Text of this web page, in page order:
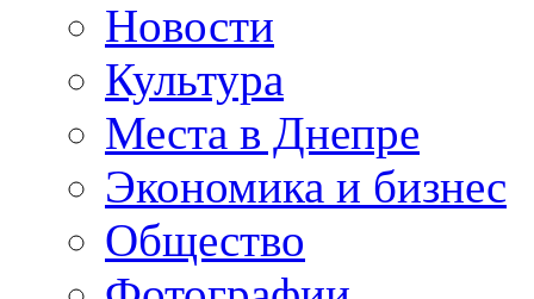
Новости
Культура
Места в Днепре
Экономика и бизнес
Общество